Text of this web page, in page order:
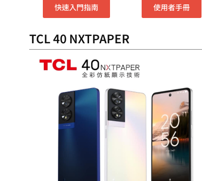
快速入門指南 使用者手冊
TCL 40 NXTPAPER